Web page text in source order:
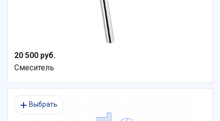
20 500 руб.
Смеситель
Выбрать